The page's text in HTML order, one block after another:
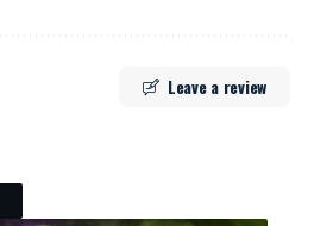
Leave a review